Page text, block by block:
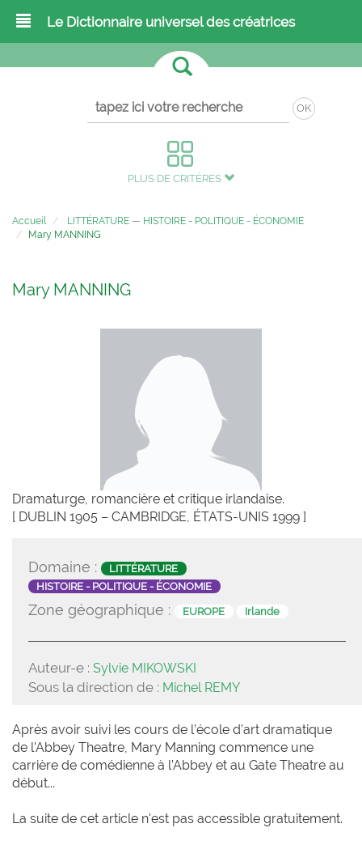
Le Dictionnaire universel des créatrices
OK
PLUS DE CRITÈRES
Accueil LITTÉRATURE — HISTOIRE - POLITIQUE - ÉCONOMIE
Mary MANNING
Mary MANNING
Dramaturge, romancière et critique irlandaise.
[ DUBLIN 1905 – CAMBRIDGE, ÉTATS-UNIS 1999 ]
Domaine :
LITTÉRATURE
HISTOIRE - POLITIQUE - ÉCONOMIE
Zone géographique : EUROPE Irlande
Auteur-e : Sylvie MIKOWSKI
Sous la direction de : Michel REMY
Après avoir suivi les cours de l’école d’art dramatique
de l’Abbey Theatre, Mary Manning commence une
carrière de comédienne à l’Abbey et au Gate Theatre au
début...
La suite de cet article n'est pas accessible gratuitement.